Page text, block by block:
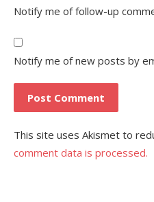
Notify me of follow-up
Notify me of new posts by
This site uses Akismet to
comment data is processed.